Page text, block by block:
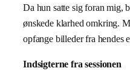
Da hun satte sig foran mig,
ønskede klarhed omkring.
opfange billeder fra hendes
Indsigterne fra sessionen